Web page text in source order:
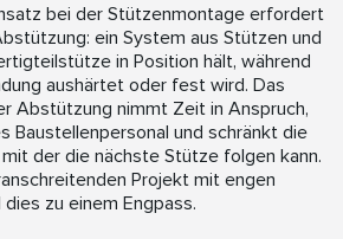
bei der Stützenmontage erfordert
ein System aus Stützen und
in Position hält, während
aushärtet oder fest wird. Das
Abstützung nimmt Zeit in Anspruch,
Baustellenpersonal und schränkt die
der die nächste Stütze folgen kann.
Projekt mit engen
zu einem Engpass.